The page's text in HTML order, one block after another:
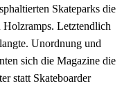
Skateparks die
Holzramps. Letztendlich
Unordnung und
sich die Magazine die
statt Skateboarder